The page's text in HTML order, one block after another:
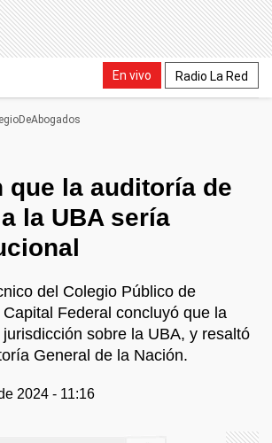
En vivo Radio La Red
que la auditoría de
la UBA sería
del Colegio Público de
Federal concluyó que la
sobre la UBA, y resaltó
General de la Nación.
2024 - 11:16